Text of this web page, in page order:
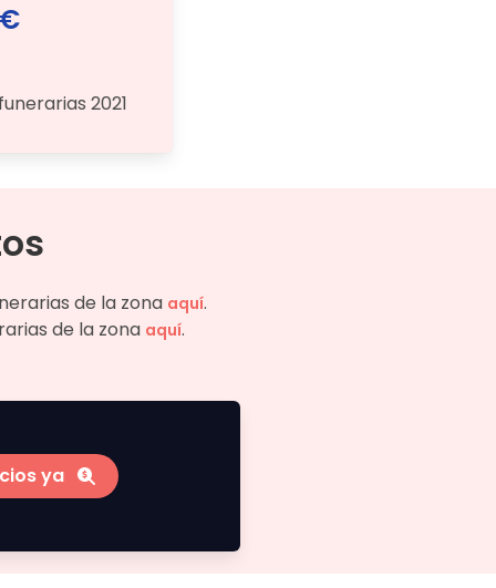
2021
de la zona aquí.
de la zona aquí.
ya